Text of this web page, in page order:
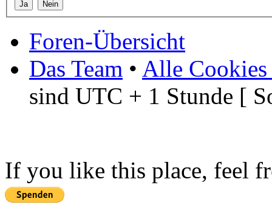
Foren-Übersicht
Das Team • Alle Cookies
sind UTC + 1 Stunde [
If you like this place, feel